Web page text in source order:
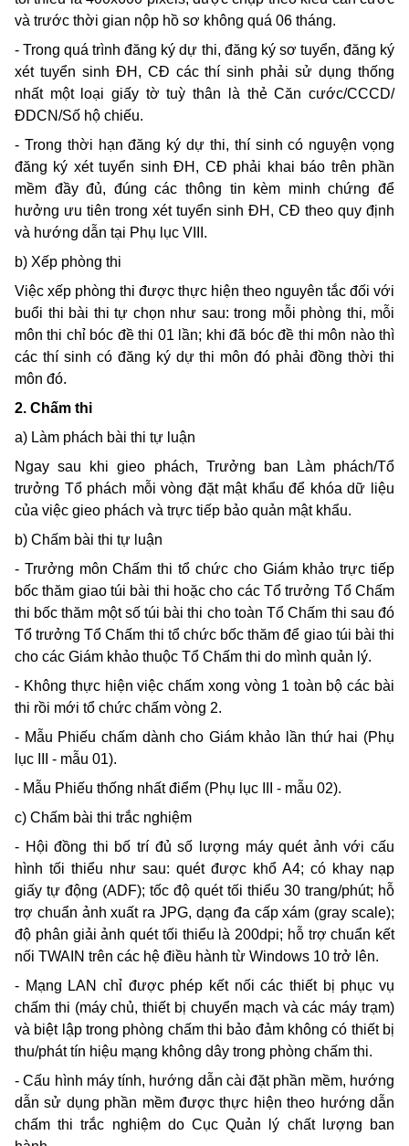
và trước thời gian nộp hồ sơ không quá 06 tháng.
- Trong quá trình đăng ký dự thi, đăng ký sơ tuyển, đăng ký
xét tuyển sinh ĐH, CĐ các thí sinh phải sử dụng thống
nhất một loại giấy tờ tuỳ thân là thẻ Căn cước/CCCD/
ĐDCN/Số hộ chiếu.
- Trong thời hạn đăng ký dự thi, thí sinh có nguyện vọng
đăng ký xét tuyển sinh ĐH, CĐ phải khai báo trên phần
mềm đầy đủ, đúng các thông tin kèm minh chứng để
hưởng ưu tiên trong xét tuyển sinh ĐH, CĐ theo quy định
và hướng dẫn tại Phụ lục VIII.
b) Xếp phòng thi
Việc xếp phòng thi được thực hiện theo nguyên tắc đối với
buổi thi bài thi tự chọn như sau: trong mỗi phòng thi, mỗi
môn thi chỉ bóc đề thi 01 lần; khi đã bóc đề thi môn nào thì
các thí sinh có đăng ký dự thi môn đó phải đồng thời thi
môn đó.
2. Chấm thi
a) Làm phách bài thi tự luận
Ngay sau khi gieo phách, Trưởng ban Làm phách/Tổ
trưởng Tổ phách mỗi vòng đặt mật khẩu để khóa dữ liệu
của việc gieo phách và trực tiếp bảo quản mật khẩu.
b) Chấm bài thi tự luận
- Trưởng môn Chấm thi tổ chức cho Giám khảo trực tiếp
bốc thăm giao túi bài thi hoặc cho các Tổ trưởng Tổ Chấm
thi bốc thăm một số túi bài thi cho toàn Tổ Chấm thi sau đó
Tổ trưởng Tổ Chấm thi tổ chức bốc thăm để giao túi bài thi
cho các Giám khảo thuộc Tổ Chấm thi do mình quản lý.
- Không thực hiện việc chấm xong vòng 1 toàn bộ các bài
thi rồi mới tổ chức chấm vòng 2.
- Mẫu Phiếu chấm dành cho Giám khảo lần thứ hai (Phụ
lục III - mẫu 01).
- Mẫu Phiếu thống nhất điểm (Phụ lục III - mẫu 02).
c) Chấm bài thi trắc nghiệm
- Hội đồng thi bố trí đủ số lượng máy quét ảnh với cấu
hình tối thiểu như sau: quét được khổ A4; có khay nạp
giấy tự động (ADF); tốc độ quét tối thiểu 30 trang/phút; hỗ
trợ chuẩn ảnh xuất ra JPG, dạng đa cấp xám (gray scale);
độ phân giải ảnh quét tối thiểu là 200dpi; hỗ trợ chuẩn kết
nối TWAIN trên các hệ điều hành từ Windows 10 trở lên.
- Mạng LAN chỉ được phép kết nối các thiết bị phục vụ
chấm thi (máy chủ, thiết bị chuyển mạch và các máy trạm)
và biệt lập trong phòng chấm thi bảo đảm không có thiết bị
thu/phát tín hiệu mạng không dây trong phòng chấm thi.
- Cấu hình máy tính, hướng dẫn cài đặt phần mềm, hướng
dẫn sử dụng phần mềm được thực hiện theo hướng dẫn
chấm thi trắc nghiệm do Cục Quản lý chất lượng ban